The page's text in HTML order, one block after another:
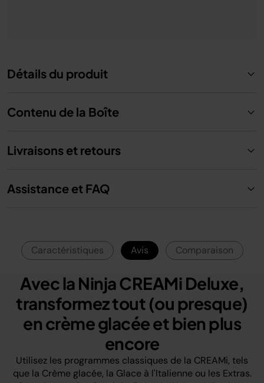
Détails du produit
Contenu de la Boîte
Livraisons et retours
Assistance et FAQ
Caractéristiques Avis Comparaison
Avec la Ninja CREAMi Deluxe,
transformez tout (ou presque)
en crème glacée et bien plus
encore
Utilisez les programmes classiques de la CREAMi, tels
que la Crème glacée, la Glace à l'Italienne ou les Extras.